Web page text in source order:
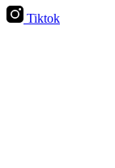
Tiktok